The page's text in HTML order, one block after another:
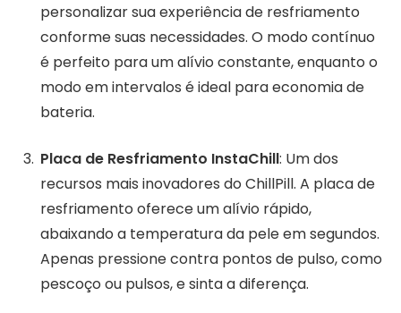
personalizar sua experiência de resfriamento
conforme suas necessidades. O modo contínuo
é perfeito para um alívio constante, enquanto o
modo em intervalos é ideal para economia de
bateria.
Placa de Resfriamento InstaChill: Um dos
recursos mais inovadores do ChillPill. A placa de
resfriamento oferece um alívio rápido,
abaixando a temperatura da pele em segundos.
Apenas pressione contra pontos de pulso, como
pescoço ou pulsos, e sinta a diferença.